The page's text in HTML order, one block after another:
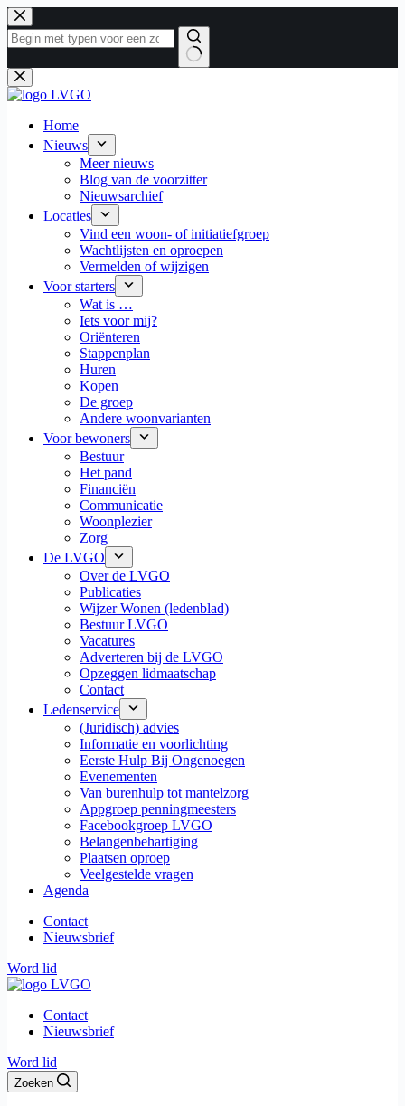
Ga
naar
de
Geen
resultaten
Home
Nieuws
Meer nieuws
Blog van de voorzitter
Nieuwsarchief
Locaties
Vind een woon- of initiatiefgroep
Wachtlijsten en oproepen
Vermelden of wijzigen
Voor starters
Wat is …
Iets voor mij?
Oriënteren
Stappenplan
Huren
Kopen
De groep
Andere woonvarianten
Voor bewoners
Bestuur
Het pand
Financiën
Communicatie
Woonplezier
Zorg
De LVGO
Over de LVGO
Publicaties
Wijzer Wonen (ledenblad)
Bestuur LVGO
Vacatures
Adverteren bij de LVGO
Opzeggen lidmaatschap
Contact
Ledenservice
(Juridisch) advies
Informatie en voorlichting
Eerste Hulp Bij Ongenoegen
Evenementen
Van burenhulp tot mantelzorg
Appgroep penningmeesters
Facebookgroep LVGO
Belangenbehartiging
Plaatsen oproep
Veelgestelde vragen
Agenda
Contact
Nieuwsbrief
Word lid
Contact
Nieuwsbrief
Word lid
Zoeken